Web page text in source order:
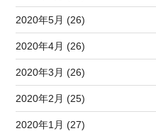
2020年5月 (26)
2020年4月 (26)
2020年3月 (26)
2020年2月 (25)
2020年1月 (27)